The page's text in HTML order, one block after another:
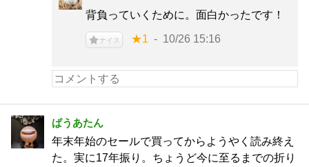
背負っていくために。面白かったです！
ナイス ★1 10/26 15:16
ぱうあたん
年末年始のセールで買ってからようやく読み終え
た。実に17年振り。ちょうど今に至るまでの折り